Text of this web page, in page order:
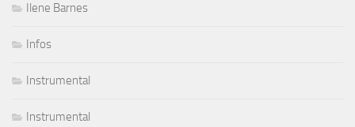
Ilene Barnes
Infos
Instrumental
Instrumental